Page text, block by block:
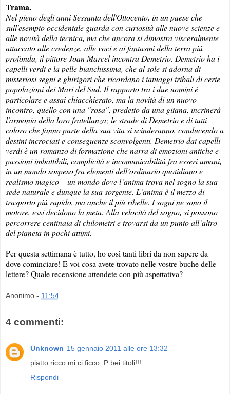
Trama.
Nel pieno degli anni Sessanta dell'Ottocento, in un paese che
sull'esempio occidentale guarda con curiosità alle nuove scienze e
alle novità della tecnica, ma che ancora si dimostra visceralmente
attaccato alle credenze, alle voci e ai fantasmi della terra più
profonda, il pittore Joan Marcel incontra Demetrio. Demetrio ha i
capelli verdi e la pelle bianchissima, che al sole si adorna di
misteriosi segni e ghirigori che ricordano i tatuaggi tribali di certe
popolazioni dei Mari del Sud. Il rapporto tra i due uomini è
particolare e assai chiacchierato, ma la novità di un nuovo
incontro, quello con una "rosa", predetto da una gitana, incrinerà
l'armonia della loro fratellanza; le strade di Demetrio e di tutti
coloro che fanno parte della sua vita si scinderanno, conducendo a
destini incrociati e conseguenze sconvolgenti. Demetrio dai capelli
verdi è un romanzo di formazione che narra di emozioni antiche e
passioni imbattibili, complicità e incomunicabilità fra esseri umani,
in un mondo sospeso fra elementi dell’ordinario quotidiano e
realismo magico – un mondo dove l’anima trova nel sogno la sua
sede naturale e dunque la sua sorgente. L’anima è il mezzo di
trasporto più rapido, ma anche il più ribelle. I sogni ne sono il
motore, essi decidono la meta. Alla velocità del sogno, si possono
percorrere centinaia di chilometri e trovarsi da un punto all’altro
del pianeta in pochi attimi.
Per questa settimana è tutto, ho così tanti libri da non sapere da
dove cominciare! E voi cosa avete trovato nelle vostre buche delle
lettere? Quale recensione attendete con più aspettativa?
Anonimo - 11:54
4 commenti:
Unknown 15 gennaio 2011 alle ore 13:32
piatto ricco mi ci ficco :P bei titoli!!!
Rispondi